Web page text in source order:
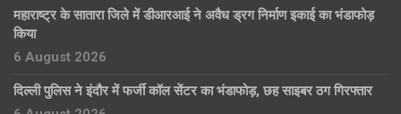
महाराष्ट्र के सातारा जिले में डीआरआई ने अवैध ड्रग निर्माण इकाई का भंडाफोड़
किया
6 August 2026
दिल्ली पुलिस ने इंदौर में फर्जी कॉल सेंटर का भंडाफोड़, छह साइबर ठग गिरफ्तार